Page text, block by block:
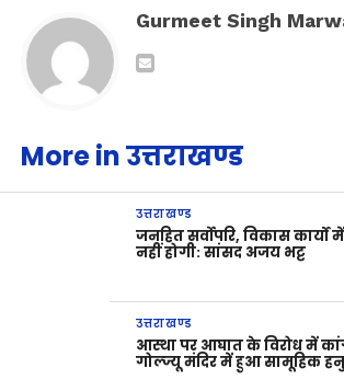
Gurmeet Singh
More in उत्तराखण्ड
उत्तराखण्ड
जनहित सर्वोपरि, विकास कार्यों
नहीं होगी: सांसद अजय भट्ट
उत्तराखण्ड
आस्था पर आघात के विरोध में
गोल्ज्यू मंदिर में हुआ सामूहिक